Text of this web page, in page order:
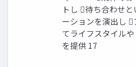
トし 待ち合わせ
ーションを演出し
てライフスタイル
を提供 17